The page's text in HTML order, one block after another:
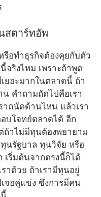
สตาร์ทอัพ
อทำธุรกิจต้องคุยกับตัว
จริงไหม เพราะถ้าพูด
ยอะมากในตลาดนี้ ถ้า
น คำถามถัดไปคือเรา
าถนัดด้านไหน แล้วเรา
บโจทย์ตลาดได้ อีก
ถ้าไม่มีทุนต้องพยายาม
นรัฐบาล ทุนวิจัย หรือ
เริ่มต้นจากตรงนี้ก็ได้
าด้วย ถ้าเรามีทุนอยู่
เจอคู่แข่ง ซึ่งการมีคน